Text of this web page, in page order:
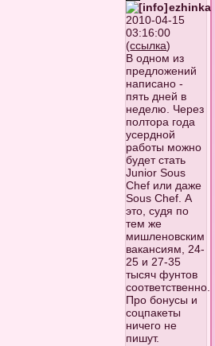
ezhinka
2010-04-15
03:16:00
(ссылка)
В одном из
предложений
написано -
пять дней в
неделю. Через
полтора года
усердной
работы можно
будет стать
Junior Sous
Chef или даже
Sous Chef. А
это, судя по
тем же
мишленовским
вакансиям, 24-
25 и 27-35
тысяч фунтов
соответственно.
Про бонусы и
соцпакеты
ничего не
пишут.